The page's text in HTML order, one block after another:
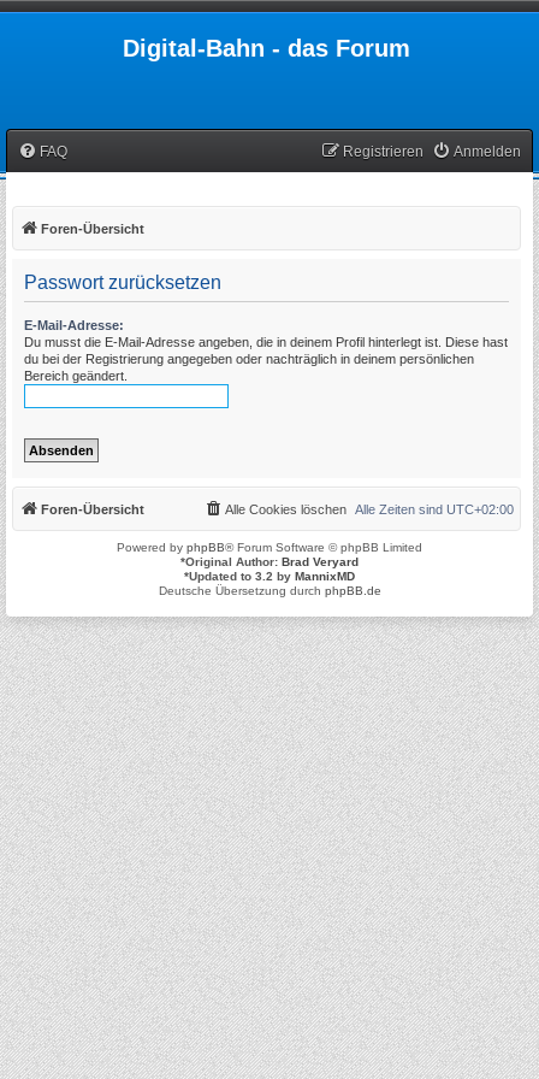
Digital-Bahn - das Forum
FAQ Anmelden
Registrieren
Foren-Übersicht
Passwort zurücksetzen
E-Mail-Adresse:
Du musst die E-Mail-Adresse angeben, die in deinem Profil hinterlegt ist. Diese hast
du bei der Registrierung angegeben oder nachträglich in deinem persönlichen
Bereich geändert.
Foren-Übersicht Alle Zeiten sind UTC+02:00
Alle Cookies löschen
Powered by phpBB® Forum Software © phpBB Limited
*Original Author: Brad Veryard
*Updated to 3.2 by MannixMD
Deutsche Übersetzung durch phpBB.de